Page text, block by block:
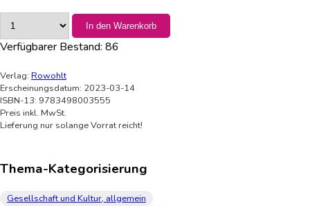
In den Warenkorb
Verfügbarer Bestand: 86
Verlag: Rowohlt
Erscheinungsdatum: 2023-03-14
ISBN-13: 9783498003555
Preis inkl. MwSt.
Lieferung nur solange Vorrat reicht!
Thema-Kategorisierung
Gesellschaft und Kultur, allgemein